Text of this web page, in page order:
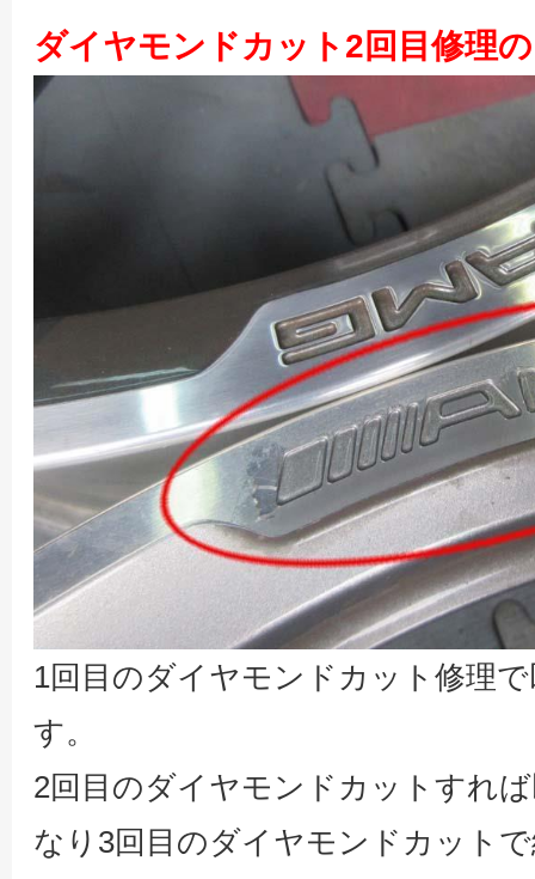
ダイヤモンドカット2回目修理
1回目のダイヤモンドカット修理
す。
2回目のダイヤモンドカットすれ
なり3回目のダイヤモンドカット